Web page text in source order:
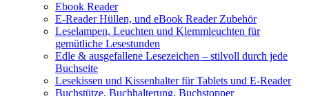
Ebook Reader
E-Reader Hüllen, und eBook Reader Zubehör
Leselampen, Leuchten und Klemmleuchten für
gemütliche Lesestunden
Edle & ausgefallene Lesezeichen – stilvoll durch jede
Buchseite
Lesekissen und Kissenhalter für Tablets und E-Reader
Buchstütze, Buchhalterung, Buchstopper